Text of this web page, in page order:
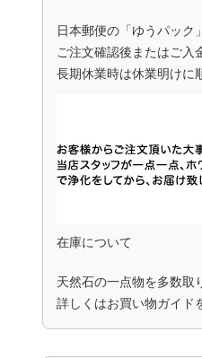
日本郵便の「ゆうパック
ご注文確認後またはご入
長期休業時は休業明けに
在庫について
天然石の一点物を多数取
詳しくはお買い物ガイド